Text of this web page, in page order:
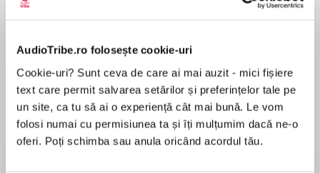
AudioTribe.ro folosește cookie-uri
Cookie-uri? Sunt ceva de care ai mai auzit - mici fișiere
text care permit salvarea setărilor și preferințelor tale pe
un site, ca tu să ai o experiență cât mai bună. Le vom
folosi numai cu permisiunea ta și îți mulțumim dacă ne-o
oferi. Poți schimba sau anula oricând acordul tău.
Desprecarte
The breathtaking conclusion to #1 ebook